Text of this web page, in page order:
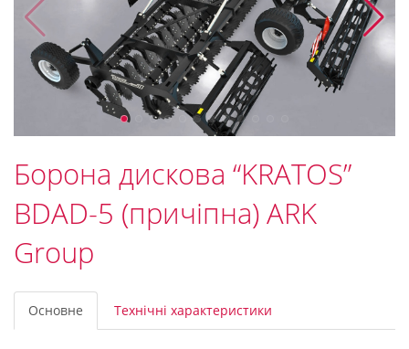
Борона дискова “KRATOS”
BDAD-5 (причіпна) ARK
Group
Основне Технічні характеристики